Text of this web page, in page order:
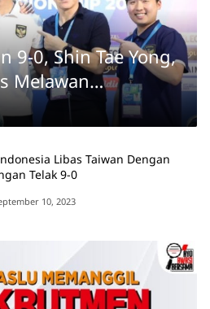
9-0, Shin Tae Yong,
Melawan
Libas Taiwan Dengan
Telak 9-0
10, 2023